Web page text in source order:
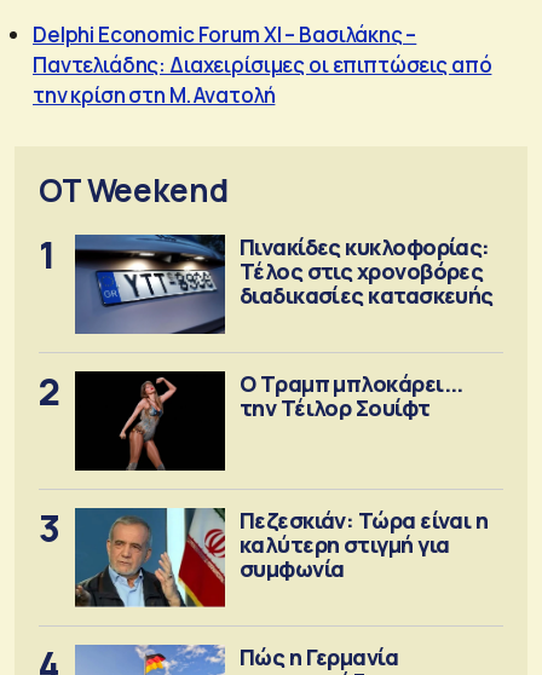
Delphi Economic Forum XI – Βασιλάκης –
Παντελιάδης: Διαχειρίσιμες οι επιπτώσεις από
την κρίση στη Μ. Ανατολή
OT Weekend
1
Πινακίδες κυκλοφορίας:
Τέλος στις χρονοβόρες
διαδικασίες κατασκευής
2
Ο Τραμπ μπλοκάρει...
την Τέιλορ Σουίφτ
3
Πεζεσκιάν: Τώρα είναι η
καλύτερη στιγμή για
συμφωνία
4
Πώς η Γερμανία